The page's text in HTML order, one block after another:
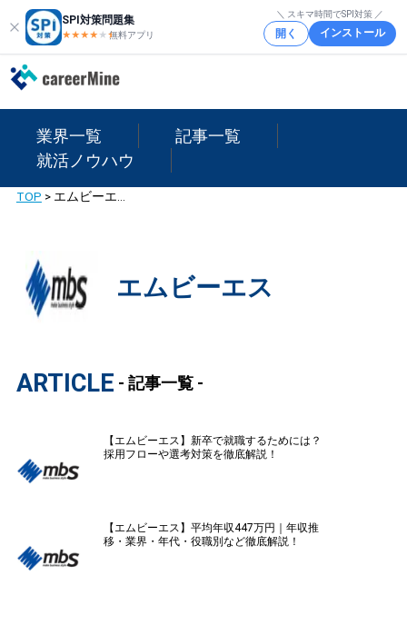
SPI対策問題集
★★★★ ★★
無料アプリ
＼ スキマ時間でSPI対策 ／
開く インストール
業界一覧
記事一覧
就活ノウハウ
TOP >
エムビーエス
ARTICLE - 記事一覧 -
【エムビーエス】新卒で就職するためには？
採用フローや選考対策を徹底解説！
【エムビーエス】平均年収447万円｜年収推
移・業界・年代・役職別など徹底解説！